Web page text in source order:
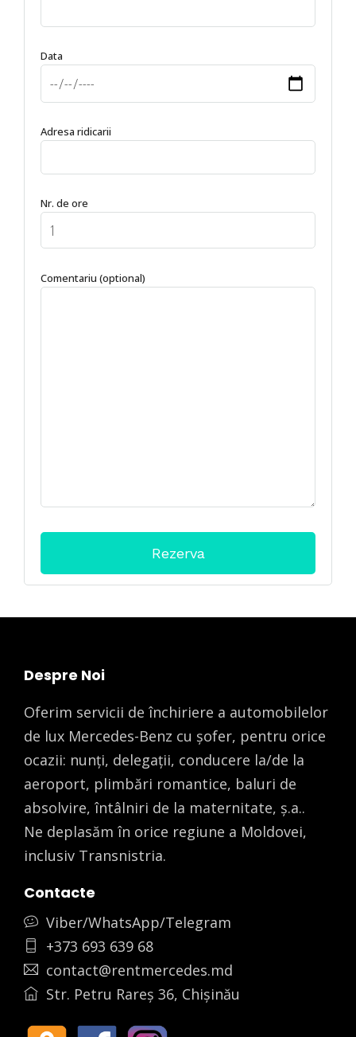
Data
Adresa ridicarii
Nr. de ore
Comentariu (optional)
Despre Noi
Oferim servicii de închiriere a automobilelor
de lux Mercedes-Benz cu șofer, pentru orice
ocazii: nunți, delegații, conducere la/de la
aeroport, plimbări romantice, baluri de
absolvire, întâlniri de la maternitate, ș.a..
Ne deplasăm în orice regiune a Moldovei,
inclusiv Transnistria.
Contacte
Viber/WhatsApp/Telegram
+373 693 639 68
contact@rentmercedes.md
Str. Petru Rareș 36, Chișinău